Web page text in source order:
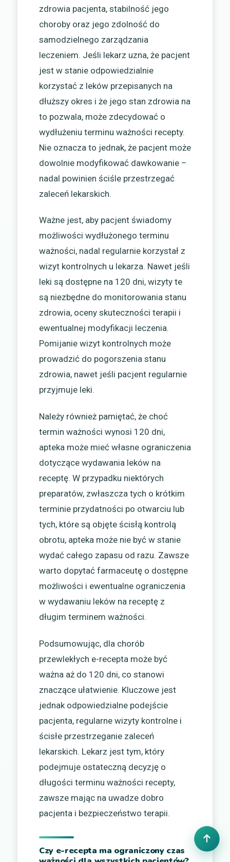
zdrowia pacjenta, stabilność jego
choroby oraz jego zdolność do
samodzielnego zarządzania
leczeniem. Jeśli lekarz uzna, że pacjent
jest w stanie odpowiedzialnie
korzystać z leków przepisanych na
dłuższy okres i że jego stan zdrowia na
to pozwala, może zdecydować o
wydłużeniu terminu ważności recepty.
Nie oznacza to jednak, że pacjent może
dowolnie modyfikować dawkowanie –
nadal powinien ściśle przestrzegać
zaleceń lekarskich.
Ważne jest, aby pacjent świadomy
możliwości wydłużonego terminu
ważności, nadal regularnie korzystał z
wizyt kontrolnych u lekarza. Nawet jeśli
leki są dostępne na 120 dni, wizyty te
są niezbędne do monitorowania stanu
zdrowia, oceny skuteczności terapii i
ewentualnej modyfikacji leczenia.
Pomijanie wizyt kontrolnych może
prowadzić do pogorszenia stanu
zdrowia, nawet jeśli pacjent regularnie
przyjmuje leki.
Należy również pamiętać, że choć
termin ważności wynosi 120 dni,
apteka może mieć własne ograniczenia
dotyczące wydawania leków na
receptę. W przypadku niektórych
preparatów, zwłaszcza tych o krótkim
terminie przydatności po otwarciu lub
tych, które są objęte ścisłą kontrolą
obrotu, apteka może nie być w stanie
wydać całego zapasu od razu. Zawsze
warto dopytać farmaceutę o dostępne
możliwości i ewentualne ograniczenia
w wydawaniu leków na receptę z
długim terminem ważności.
Podsumowując, dla chorób
przewlekłych e-recepta może być
ważna aż do 120 dni, co stanowi
znaczące ułatwienie. Kluczowe jest
jednak odpowiedzialne podejście
pacjenta, regularne wizyty kontrolne i
ścisłe przestrzeganie zaleceń
lekarskich. Lekarz jest tym, który
podejmuje ostateczną decyzję o
długości terminu ważności recepty,
zawsze mając na uwadze dobro
pacjenta i bezpieczeństwo terapii.
Czy e-recepta ma ograniczony czas